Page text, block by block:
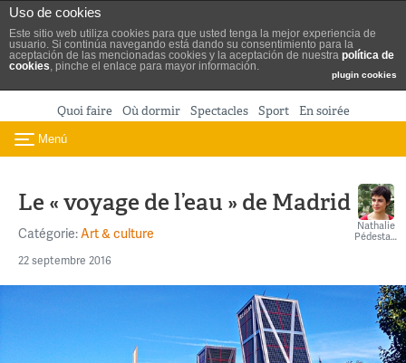
Uso de cookies
Este sitio web utiliza cookies para que usted tenga la mejor experiencia de
usuario. Si continúa navegando está dando su consentimiento para la
aceptación de las mencionadas cookies y la aceptación de nuestra política de
cookies, pinche el enlace para mayor información.
plugin cookies
Aller au contenu
Quoi faire Où dormir Spectacles Sport En soirée
Toggle navigation
Menú
Le « voyage de l’eau » de Madrid
Catégorie:Art & culture
22 septembre 2016
Nathalie
Pédestarres